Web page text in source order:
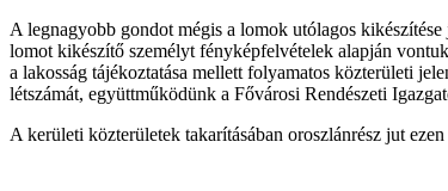
A legnagyobb gondot mégis a lomok utólagos
lomot kikészítő személyt fényképfelvételek alapján
a lakosság tájékoztatása mellett folyamatos közterületi
létszámát, együttműködünk a Fővárosi Rendészeti
A kerületi közterületek takarításában oroszlánrész jut